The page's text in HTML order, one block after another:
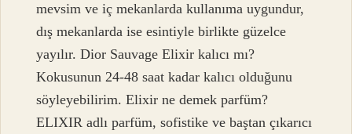
mevsim ve iç mekanlarda kullanıma uygundur,
dış mekanlarda ise esintiyle birlikte güzelce
yayılır. Dior Sauvage Elixir kalıcı mı?
Kokusunun 24-48 saat kadar kalıcı olduğunu
söyleyebilirim. Elixir ne demek parfüm?
ELIXIR adlı parfüm, sofistike ve baştan çıkarıcı